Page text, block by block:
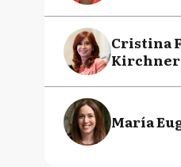
Cristina
Kirchner
María